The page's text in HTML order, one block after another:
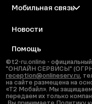
Мобильная связь
Новости
Помощь
©t2-ru.online -
"ОНЛАЙН СЕРВИСЫ"
reception@onlineserv.ru,
на сайте размещена на
«Т2 Мобайл». Мы
передаем их только